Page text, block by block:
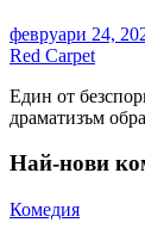
февруари 24,
Red Carpet
Един от
драматизъм
Най-нови
Комедия